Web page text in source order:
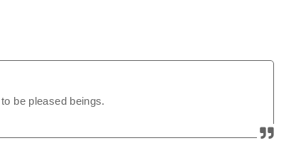
be pleased beings.